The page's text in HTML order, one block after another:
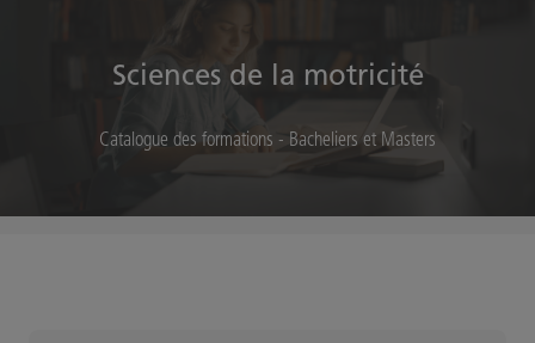
Sciences de la motricité
Catalogue des formations - Bacheliers et Masters